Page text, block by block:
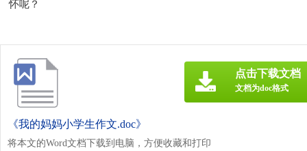
怀呢？
《我的妈妈小学生作文.doc》
将本文的Word文档下载到电脑，方便收藏和打印
点击下载文档
文档为doc格式